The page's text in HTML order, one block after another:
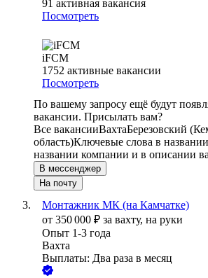
91 активная вакансия
Посмотреть
iFCM
1752 активные вакансии
Посмотреть
По вашему запросу ещё будут
вакансии. Присылать вам?
Все вакансииВахтаБерезовский
область)Ключевые слова в
названии компании и в описании
В мессенджер
На почту
Монтажник МК (на Камчатке)
от 350 000 ₽ за вахту, на руки
Опыт 1-3 года
Вахта
Выплаты: Два раза в месяц